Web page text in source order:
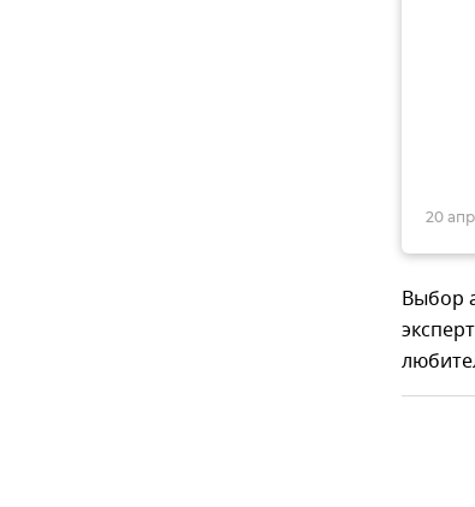
20
Выбор